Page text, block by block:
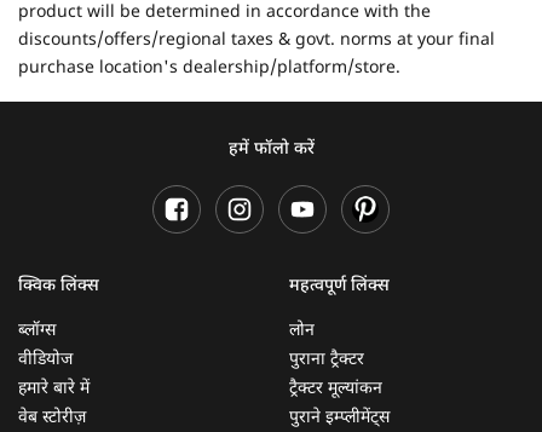
product will be determined in accordance with the
discounts/offers/regional taxes & govt. norms at your final
purchase location's dealership/platform/store.
हमें फॉलो करें
क्विक लिंक्स
ब्लॉग्स
वीडियोज
हमारे बारे में
वेब स्टोरीज़
महत्वपूर्ण लिंक्स
लोन
पुराना ट्रैक्टर
ट्रैक्टर मूल्यांकन
पुराने इम्प्लीमेंट्स